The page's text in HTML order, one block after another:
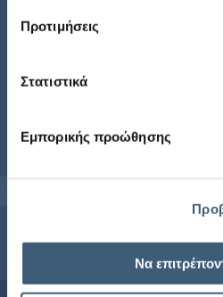
Προτιμήσεις
Στατιστικά
Εμπορικής προώθησης
Να
Συχνές Ερωτήσεις
ECG Newsletter